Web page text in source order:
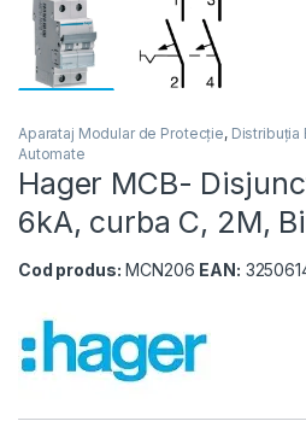
Aparataj Modular de Protecție, Distribuția
Automate
Hager MCB-
6kA, curba C, 2M,
Cod produs: MCN206 EAN: